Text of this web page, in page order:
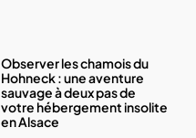
Observer les chamois du
Hohneck : une aventure
sauvage à deux pas de
votre hébergement insolite
en Alsace